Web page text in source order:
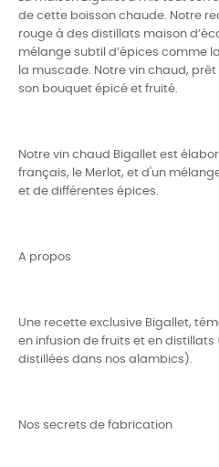
de cette boisson chaude. Notre
rouge à des distillats maison
mélange subtil d’épices comme
la muscade. Notre vin chaud,
son bouquet épicé et fruité.
Notre vin chaud Bigallet est
français, le Merlot, et d'un
et de différentes épices.
A propos
Une recette exclusive Bigallet,
en infusion de fruits et en
distillées dans nos alambics).
Nos secrets de fabrication